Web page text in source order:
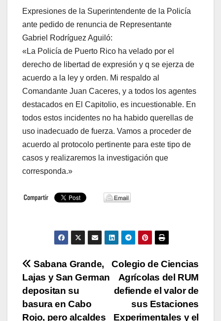
Expresiones de la Superintendente de la Policía
ante pedido de renuncia de Representante
Gabriel Rodríguez Aguiló:
«La Policía de Puerto Rico ha velado por el
derecho de libertad de expresión y q se ejerza de
acuerdo a la ley y orden. Mi respaldo al
Comandante Juan Caceres, y a todos los agentes
destacados en El Capitolio, es incuestionable. En
todos estos incidentes no ha habido querellas de
uso inadecuado de fuerza. Vamos a proceder de
acuerdo al protocolo pertinente para este tipo de
casos y realizaremos la investigación que
corresponda.»
Navegación
de
entradas
Colegio de Ciencias
Agrícolas del RUM
defiende el valor de
sus Estaciones
Experimentales y el
Sabana Grande,
Lajas y San German
depositan su
basura en Cabo
Rojo, pero alcaldes